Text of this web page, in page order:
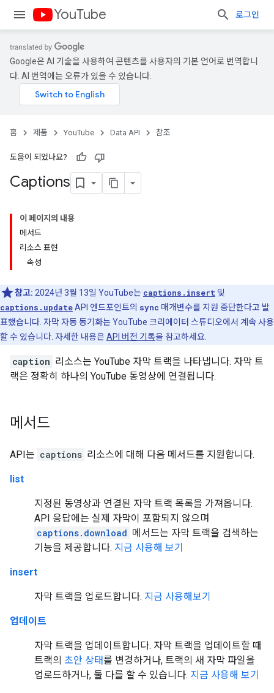
YouTube 로그인
Google은 AI 기술을 사용하여 콘텐츠를 사용자의 기본 언어로 번역합니
다. AI 번역에는 오류가 있을 수 있습니다.
홈 제품 YouTube Data API 참조
도움이 되었나요?
Captions
이 페이지의 내용
메서드
리소스 표현
속성
참고: 2024년 3월 13일 YouTube는 captions.insert 및
captions.updateAPI 엔드포인트의 sync 매개변수를 지원 중단한다고 발
표했습니다. 자막 자동 동기화는 YouTube 크리에이터 스튜디오에서 계속 사용
할 수 있습니다. 자세한 내용은API 버전 기록을 참고하세요.
caption 리소스는 YouTube 자막 트랙을 나타냅니다. 자막 트
랙은 정확히 하나의 YouTube 동영상에 연결됩니다.
메서드
API는 captions 리소스에 대해 다음 메서드를 지원합니다.
list
지정된 동영상과 연결된 자막 트랙 목록을 가져옵니다.
API 응답에는 실제 자막이 포함되지 않으며
captions.download 메서드는 자막 트랙을 검색하는
기능을 제공합니다. 지금 사용해 보기
insert
자막 트랙을 업로드합니다. 지금 사용해보기
업데이트
자막 트랙을 업데이트합니다. 자막 트랙을 업데이트할 때
트랙의 초안 상태를 변경하거나, 트랙의 새 자막 파일을
업로드하거나, 둘 다를 할 수 있습니다. 지금 사용해 보기